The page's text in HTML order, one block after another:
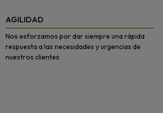
AGILIDAD
Nos esforzamos por dar siempre una rápida
respuesta a las necesidades y urgencias de
nuestros clientes